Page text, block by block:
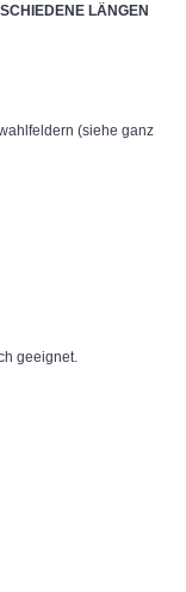
LÄNGEN
(siehe ganz
geeignet.